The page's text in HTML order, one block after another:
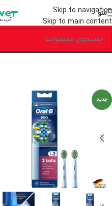
Skip to navigation
Skip to main content
منو
جدید